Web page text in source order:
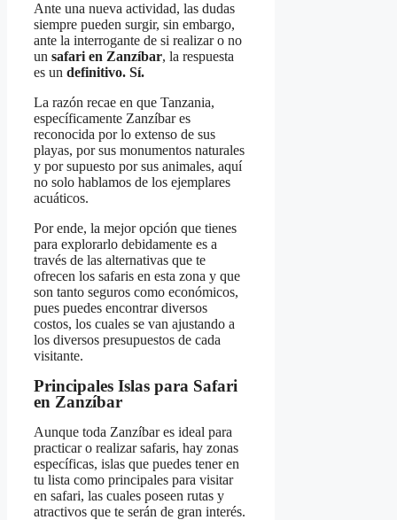
Ante una nueva actividad, las dudas
siempre pueden surgir, sin embargo,
ante la interrogante de si realizar o no
un safari en Zanzíbar, la respuesta
es un definitivo. Sí.
La razón recae en que Tanzania,
específicamente Zanzíbar es
reconocida por lo extenso de sus
playas, por sus monumentos naturales
y por supuesto por sus animales, aquí
no solo hablamos de los ejemplares
acuáticos.
Por ende, la mejor opción que tienes
para explorarlo debidamente es a
través de las alternativas que te
ofrecen los safaris en esta zona y que
son tanto seguros como económicos,
pues puedes encontrar diversos
costos, los cuales se van ajustando a
los diversos presupuestos de cada
visitante.
Principales Islas para Safari
en Zanzíbar
Aunque toda Zanzíbar es ideal para
practicar o realizar safaris, hay zonas
específicas, islas que puedes tener en
tu lista como principales para visitar
en safari, las cuales poseen rutas y
atractivos que te serán de gran interés.